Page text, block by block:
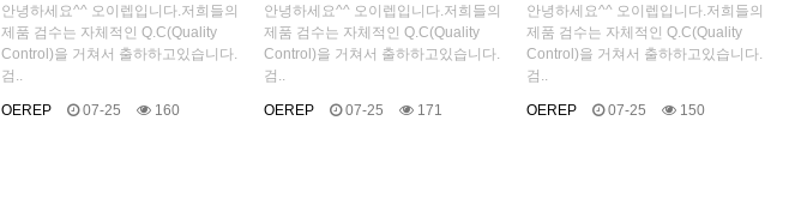
안녕하세요^^ 오이렙입니다.저희들의
제품 검수는 자체적인 Q.C(Quality
Control)을 거쳐서 출하하고있습니다.
검..
OEREP 07-25 160
안녕하세요^^ 오이렙입니다.저희들의
제품 검수는 자체적인 Q.C(Quality
Control)을 거쳐서 출하하고있습니다.
검..
OEREP 07-25 171
안녕하세요^^ 오이렙입니다.저희들의
제품 검수는 자체적인 Q.C(Quality
Control)을 거쳐서 출하하고있습니다.
검..
OEREP 07-25 150